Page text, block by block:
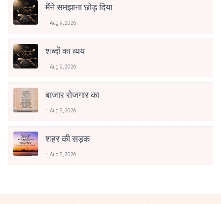
मैंने समझाना छोड़ दिया
Aug 9, 2026
शब्दों का व्यय
Aug 9, 2026
बाजार रोजगार का
Aug 8, 2026
शहर की सड़क
Aug 8, 2026